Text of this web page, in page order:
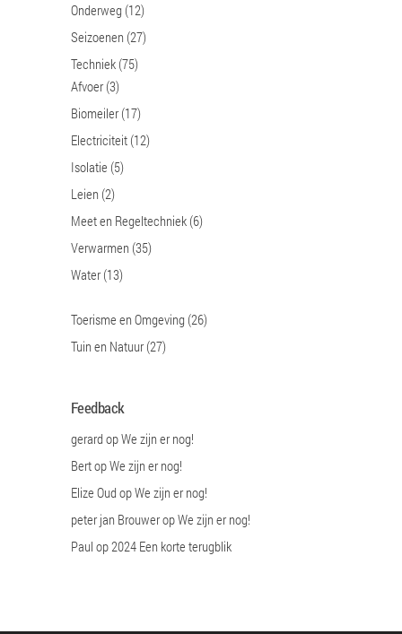
Onderweg (12)
Seizoenen (27)
Techniek (75)
Afvoer (3)
Biomeiler (17)
Electriciteit (12)
Isolatie (5)
Leien (2)
Meet en Regeltechniek (6)
Verwarmen (35)
Water (13)
Toerisme en Omgeving (26)
Tuin en Natuur (27)
Feedback
gerard opWe zijn er nog!
BertopWe zijn er nog!
Elize Oud opWe zijn er nog!
peter jan BrouweropWe zijn er nog!
Paul op2024 Een korte terugblik